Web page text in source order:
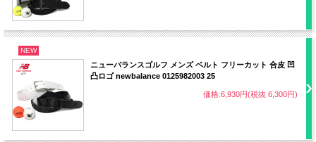
NEW
ニューバランスゴルフ メンズ ベルト フリーカット 合皮 凹
凸ロゴ newbalance 0125982003 25
価格:6,930円(税抜 6,300円)